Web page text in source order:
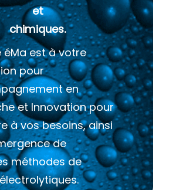
et
chimiques.
éMa est à votre
pour
en
et Innovation pour
à vos besoins, ainsi
de
méthodes de